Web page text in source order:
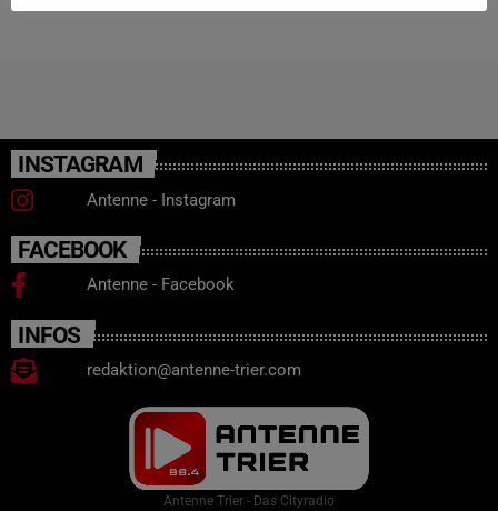
INSTAGRAM
Antenne - Instagram
FACEBOOK
Antenne - Facebook
INFOS
redaktion@antenne-trier.com
Antenne Trier - Das Cityradio